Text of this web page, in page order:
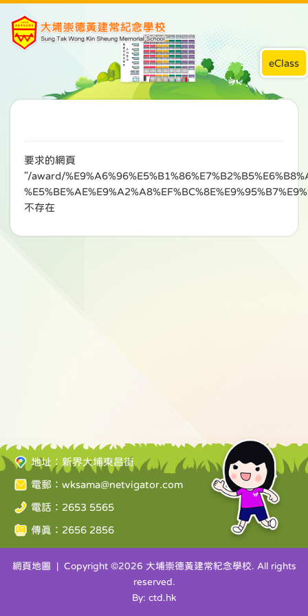
eClass
要求的網頁
"/award/
不存在
地址：新界大埔東昌街
電郵： wksama@netvigator.com
電話：2653 5565
傳真：2656 2856
網頁地圖 | Copyright ©2026 大埔崇德黃建常紀念學校. All rights
reserved.
By: ctd.hk